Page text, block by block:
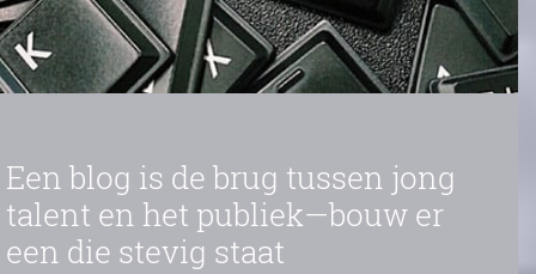
Een blog is de brug tussen jong
talent en het publiek—bouw er
een die stevig staat